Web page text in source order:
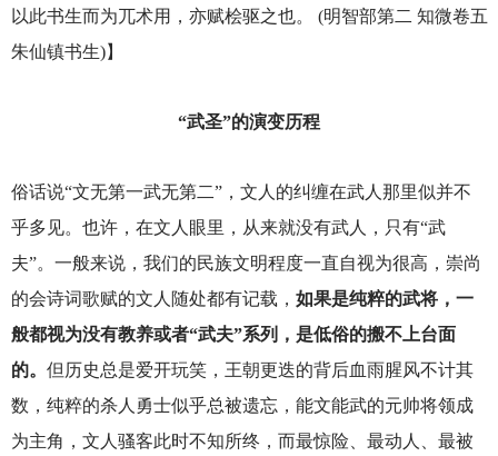
以此书生而为兀术用，亦赋桧驱之也。 (明智部第二 知微卷五
朱仙镇书生)】
“武圣”的演变历程
俗话说“文无第一武无第二”，文人的纠缠在武人那里似并不
乎多见。也许，在文人眼里，从来就没有武人，只有“武
夫”。一般来说，我们的民族文明程度一直自视为很高，崇尚
的会诗词歌赋的文人随处都有记载， 如果是纯粹的武将，一
般都视为没有教养或者“武夫”系列，是低俗的搬不上台面
的。 但历史总是爱开玩笑，王朝更迭的背后血雨腥风不计其
数，纯粹的杀人勇士似乎总被遗忘，能文能武的元帅将领成
为主角，文人骚客此时不知所终，而最惊险、最动人、最被